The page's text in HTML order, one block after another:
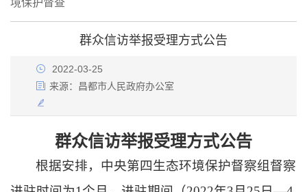
境保护督查
群众信访举报受理方式公告
2022-03-25
来源： 昌都市人民政府办公室
群众信访举报受理方式公告
根据安排，中央第四生态环境保护督察组督察